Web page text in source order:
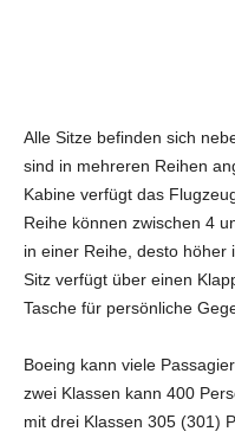
Alle Sitze befinden sich
sind in mehreren Reihen
Kabine verfügt das
Reihe können zwischen 4
in einer Reihe, desto höher
Sitz verfügt über einen
Tasche für persönliche
Boeing kann viele
zwei Klassen kann 400
mit drei Klassen 305 (301)